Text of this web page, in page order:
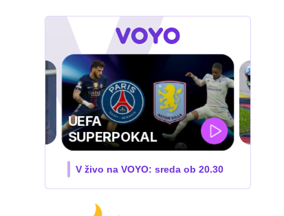
MOTOGP . VN
VELIKE BRITANIJE
V živo na VOYO: PET-NED